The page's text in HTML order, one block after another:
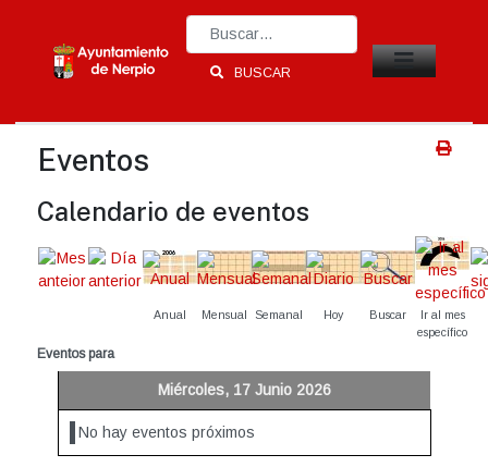
Type 2 or more characters for results.
BUSCAR
Eventos
Calendario de eventos
Anual Mensual Semanal Hoy Buscar
Ir al mes
específico
Eventos para
Miércoles, 17 Junio 2026
No hay eventos próximos